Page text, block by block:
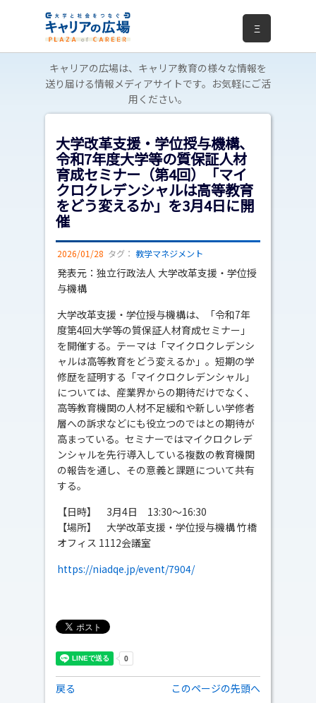
Ξ
キャリアの広場は、キャリア教育の様々な情報を
送り届ける情報メディアサイトです。お気軽にご活
用ください。
大学改革支援・学位授与機構、
令和7年度大学等の質保証人材
育成セミナー（第4回）「マイ
クロクレデンシャルは高等教育
をどう変えるか」を3月4日に開
催
2026/01/28 タグ： 教学マネジメント
発表元：独立行政法人 大学改革支援・学位授
与機構
大学改革支援・学位授与機構は、「令和7年
度第4回大学等の質保証人材育成セミナー」
を開催する。テーマは「マイクロクレデンシ
ャルは高等教育をどう変えるか」。短期の学
修歴を証明する「マイクロクレデンシャル」
については、産業界からの期待だけでなく、
高等教育機関の人材不足緩和や新しい学修者
層への訴求などにも役立つのではとの期待が
高まっている。セミナーではマイクロクレデ
ンシャルを先行導入している複数の教育機関
の報告を通し、その意義と課題について共有
する。
【日時】 3月4日 13:30～16:30
【場所】 大学改革支援・学位授与機構 竹橋
オフィス 1112会議室
https://niadqe.jp/event/7904/
戻る このページの先頭へ